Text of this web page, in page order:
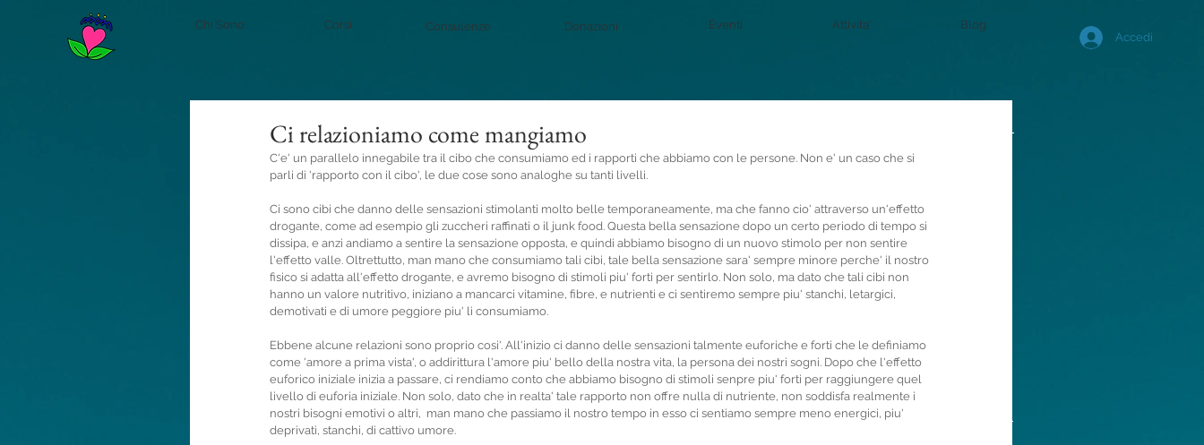
Chi Sono Corsi Consulenze Donazioni Eventi Attivita'
Blog
Accedi
Ci relazioniamo come mangiamo
C'e' un parallelo innegabile tra il cibo che consumiamo ed i rapporti che abbiamo con le persone. Non e' un caso che si
parli di 'rapporto con il cibo', le due cose sono analoghe su tanti livelli.
Ci sono cibi che danno delle sensazioni stimolanti molto belle temporaneamente, ma che fanno cio' attraverso un'effetto
drogante, come ad esempio gli zuccheri raffinati o il junk food. Questa bella sensazione dopo un certo periodo di tempo si
dissipa, e anzi andiamo a sentire la sensazione opposta, e quindi abbiamo bisogno di un nuovo stimolo per non sentire
l'effetto valle. Oltrettutto, man mano che consumiamo tali cibi, tale bella sensazione sara' sempre minore perche' il nostro
fisico si adatta all'effetto drogante, e avremo bisogno di stimoli piu' forti per sentirlo. Non solo, ma dato che tali cibi non
hanno un valore nutritivo, iniziano a mancarci vitamine, fibre, e nutrienti e ci sentiremo sempre piu' stanchi, letargici,
demotivati e di umore peggiore piu' li consumiamo.
Ebbene alcune relazioni sono proprio cosi'. All'inizio ci danno delle sensazioni talmente euforiche e forti che le definiamo
come 'amore a prima vista', o addirittura l'amore piu' bello della nostra vita, la persona dei nostri sogni. Dopo che l'effetto
euforico iniziale inizia a passare, ci rendiamo conto che abbiamo bisogno di stimoli senpre piu' forti per raggiungere quel
livello di euforia iniziale. Non solo, dato che in realta' tale rapporto non offre nulla di nutriente, non soddisfa realmente i
nostri bisogni emotivi o altri,  man mano che passiamo il nostro tempo in esso ci sentiamo sempre meno energici, piu'
deprivati, stanchi, di cattivo umore.